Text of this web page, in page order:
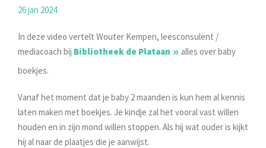
26 jan 2024
In deze video vertelt Wouter Kempen, leesconsulent /
mediacoach bij Bibliotheek de Plataan
alles over baby
boekjes.
Vanaf het moment dat je baby 2 maanden is kun hem al kennis
laten maken met boekjes. Je kindje zal het vooral vast willen
houden en in zijn mond willen stoppen. Als hij wat ouder is kijkt
hij al naar de plaatjes die je aanwijst.